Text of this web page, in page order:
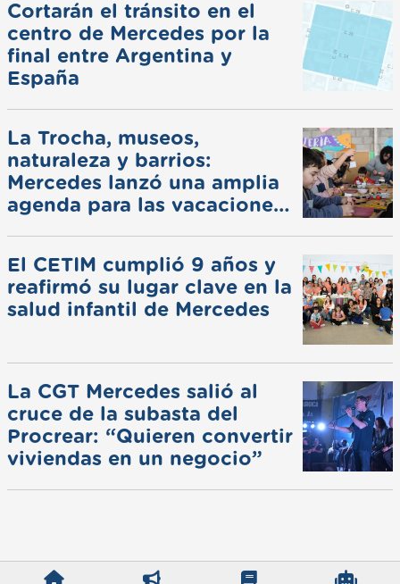
Cortarán el tránsito en el
centro de Mercedes por la
final entre Argentina y
España
La Trocha, museos,
naturaleza y barrios:
Mercedes lanzó una amplia
agenda para las vacaciones
El CETIM cumplió 9 años y
reafirmó su lugar clave en la
salud infantil de Mercedes
La CGT Mercedes salió al
cruce de la subasta del
Procrear: “Quieren convertir
viviendas en un negocio”